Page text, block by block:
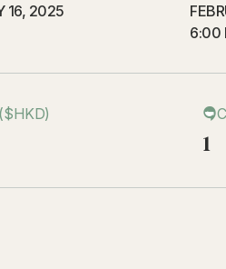
16, 2025
6:00
1